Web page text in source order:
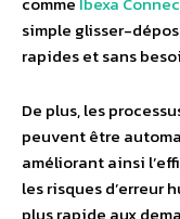
simple glisser-
rapides et sans
De plus, les
peuvent être
améliorant ainsi
les risques d’erreur